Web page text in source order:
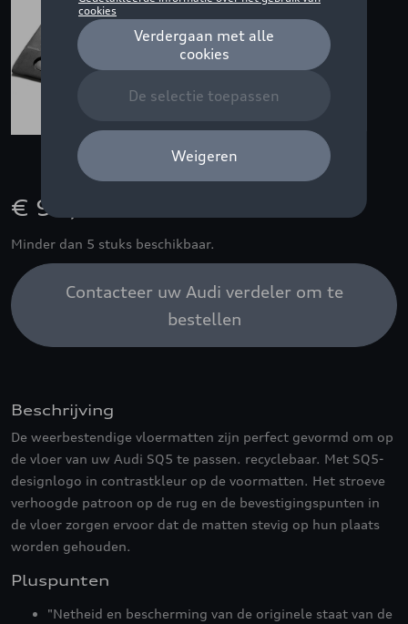
€ 90,00
Minder dan 5 stuks beschikbaar.
Contacteer uw Audi verdeler om te
bestellen
Beschrijving
De weerbestendige vloermatten zijn perfect gevormd om op
de vloer van uw Audi SQ5 te passen. recyclebaar. Met SQ5-
designlogo in contrastkleur op de voormatten. Het stroeve
verhoogde patroon op de rug en de bevestigingspunten in
de vloer zorgen ervoor dat de matten stevig op hun plaats
worden gehouden.
Pluspunten
"Netheid en bescherming van de originele staat van de